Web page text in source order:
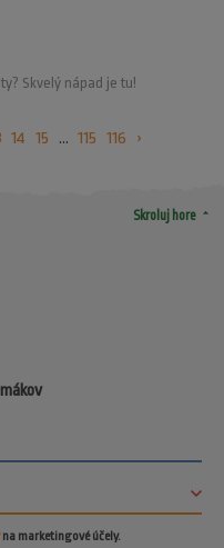
Skvelý nápad je tu!
14 15 ... 115 116 ›
Skroluj hore arrow_drop_up
na marketingové účely.